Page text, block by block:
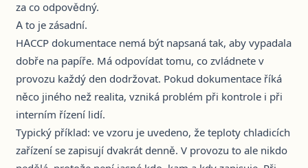
za co odpovědný.
A to je zásadní.
HACCP dokumentace nemá být napsaná tak, aby vypadala
dobře na papíře. Má odpovídat tomu, co zvládnete v
provozu každý den dodržovat. Pokud dokumentace říká
něco jiného než realita, vzniká problém při kontrole i při
interním řízení lidí.
Typický příklad: ve vzoru je uvedeno, že teploty chladicích
zařízení se zapisují dvakrát denně. V provozu to ale nikdo